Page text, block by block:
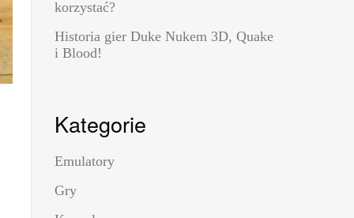
korzystać?
Historia gier Duke Nukem 3D, Quake
i Blood!
Kategorie
Emulatory
Gry